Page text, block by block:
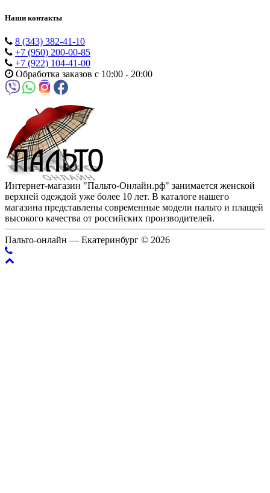
Наши контакты
8 (343) 382-41-10
+7 (950) 200-00-85
+7 (922) 104-41-00
Обработка заказов с 10:00 - 20:00
Интернет-магазин "Пальто-Онлайн.рф" занимается женской
верхней одеждой уже более 10 лет. В каталоге нашего
магазина представлены современные модели пальто и плащей
высокого качества от российских производителей.
Пальто-онлайн — Екатеринбург © 2026